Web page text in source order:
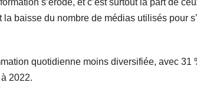
baisse du nombre de médias utilisés pour
quotidienne moins diversifiée, avec
2022.